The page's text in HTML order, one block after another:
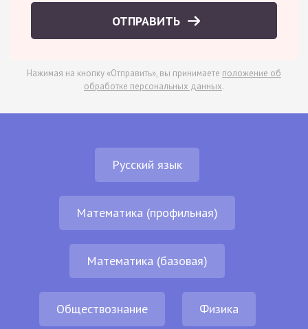
ОТПРАВИТЬ
Нажимая на кнопку «Отправить», вы принимаете положение об
обработке персональных данных.
Русский язык
Математика (профильная)
Математика (базовая)
Обществознание Физика